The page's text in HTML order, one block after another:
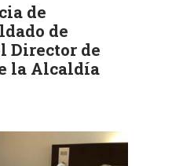
de
de
Director de
la Alcaldía